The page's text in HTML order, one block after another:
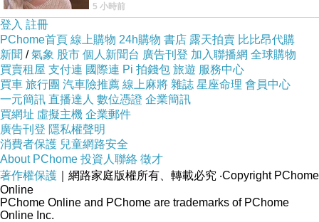
智課的她,特來傾
5 小時前
登入 註冊
PChome首頁 線上購物 24h購物 書店 露天拍賣 比比昂代購
新聞 /氣象 股市 個人新聞台 廣告刊登 加入聯播網 全球購物
買賣租屋 支付連 國際連 Pi 拍錢包 旅遊 服務中心
買車 旅行團 汽車險推薦 線上麻將 雜誌 星座命理 會員中心
一元簡訊 直播達人 數位憑證 企業簡訊
買網址 虛擬主機 企業郵件
廣告刊登 隱私權聲明
消費者保護 兒童網路安全
About PChome 投資人聯絡 徵才
著作權保護 ｜網路家庭版權所有、轉載必究 ‧Copyright PChome
Online
PChome Online and PChome are trademarks of PChome
Online Inc.